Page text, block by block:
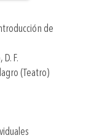
de
D. F.
(Teatro)